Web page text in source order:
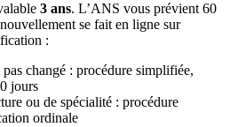
3 ans. L’ANS vous prévient 60
se fait en ligne sur
:
pas changé : procédure simplifiée,
jours
ou de spécialité : procédure
ordinale